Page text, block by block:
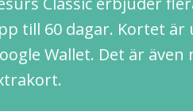
till 60 dagar. Kortet är
Wallet. Det är